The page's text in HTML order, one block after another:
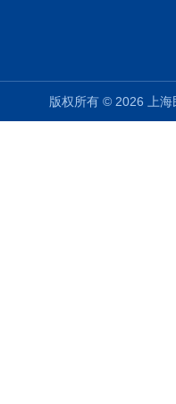
版权所有 © 2026 上